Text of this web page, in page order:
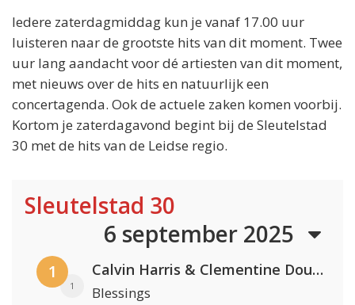
Iedere zaterdagmiddag kun je vanaf 17.00 uur
luisteren naar de grootste hits van dit moment. Twee
uur lang aandacht voor dé artiesten van dit moment,
met nieuws over de hits en natuurlijk een
concertagenda. Ook de actuele zaken komen voorbij.
Kortom je zaterdagavond begint bij de Sleutelstad
30 met de hits van de Leidse regio.
Sleutelstad 30
6 september 2025
1
1
Calvin Harris & Clementine Douglas
Blessings